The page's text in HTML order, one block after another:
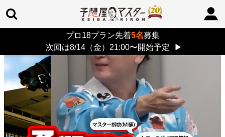
プロ18プラン先着5名募集
次回は8/14（金）21:00〜開始予定
▶
> 26/8/9 (日)